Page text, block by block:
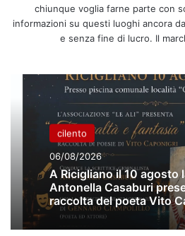
chiunque voglia farne parte con
informazioni su questi luoghi ancora
e senza fine di lucro. Il
cilento
06/08/2026
A Ricigliano il 10 agosto
Antonella Casaburi
raccolta del poeta Vito